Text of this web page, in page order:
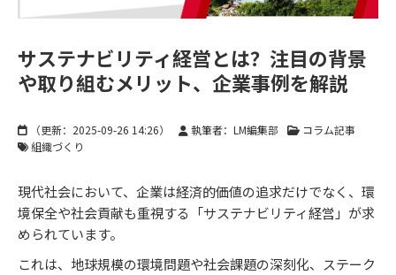
サステナビリティ経営とは？注目の背景
や取り組むメリット、企業事例を解説
（更新： 2025-09-26 14:26） 執筆者：LM編集部
コラム記事
組織づくり
現代社会において、企業は経済的価値の追求だけでなく、環
境保全や社会貢献も重視する「サステナビリティ経営」が求
められています。
これは、地球規模の環境問題や社会課題の深刻化、ステーク